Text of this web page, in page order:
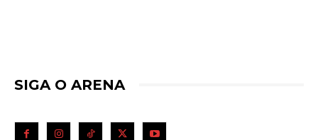
SIGA O ARENA